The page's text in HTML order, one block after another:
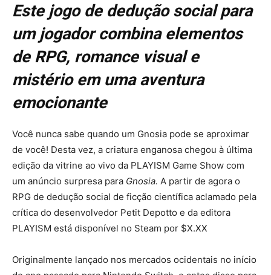
Este jogo de dedução social para
um jogador combina elementos
de RPG, romance visual e
mistério em uma aventura
emocionante
Você nunca sabe quando um Gnosia pode se aproximar
de você! Desta vez, a criatura enganosa chegou à última
edição da vitrine ao vivo da PLAYISM Game Show com
um anúncio surpresa para Gnosia. A partir de agora o
RPG de dedução social de ficção científica aclamado pela
crítica do desenvolvedor Petit Depotto e da editora
PLAYISM está disponível no Steam por $X.XX
Originalmente lançado nos mercados ocidentais no início